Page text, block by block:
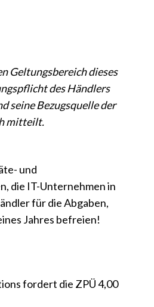
Geltungsbereich dieses
des Händlers
seine Bezugsquelle der
mitteilt.
und
die IT-Unternehmen in
für die Abgaben,
Jahres befreien!
fordert die ZPÜ 4,00